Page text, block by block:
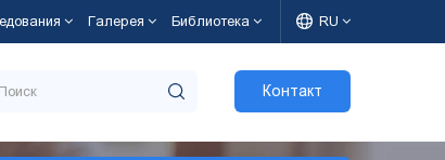
Галерея Библиотека RU
Контакт